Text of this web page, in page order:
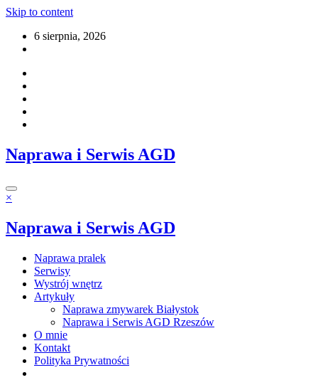
Skip to content
6 sierpnia, 2026
Naprawa i Serwis AGD
×
Naprawa i Serwis AGD
Naprawa pralek
Serwisy
Wystrój wnętrz
Artykuły
Naprawa zmywarek Białystok
Naprawa i Serwis AGD Rzeszów
O mnie
Kontakt
Polityka Prywatności